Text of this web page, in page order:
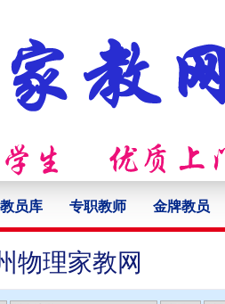
教员库 专职教师 金牌教员
物理家教网